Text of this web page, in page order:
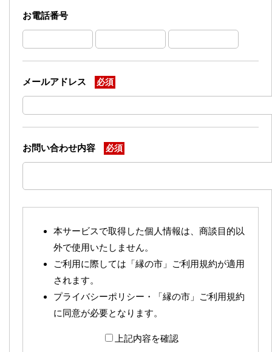
お電話番号
メールアドレス 必須
お問い合わせ内容 必須
本サービスで取得した個人情報は、商談目的以
外で使用いたしません。
ご利用に際しては「縁の市」ご利用規約が適用
されます。
プライバシーポリシー・「縁の市」ご利用規約
に同意が必要となります。
上記内容を確認